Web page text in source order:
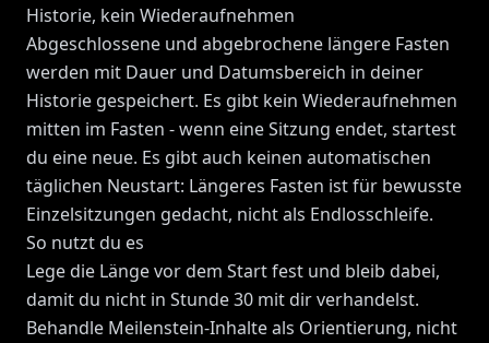
Historie, kein Wiederaufnehmen
Abgeschlossene und abgebrochene längere Fasten
werden mit Dauer und Datumsbereich in deiner
Historie gespeichert. Es gibt kein Wiederaufnehmen
mitten im Fasten - wenn eine Sitzung endet, startest
du eine neue. Es gibt auch keinen automatischen
täglichen Neustart: Längeres Fasten ist für bewusste
Einzelsitzungen gedacht, nicht als Endlosschleife.
So nutzt du es
Lege die Länge vor dem Start fest und bleib dabei,
damit du nicht in Stunde 30 mit dir verhandelst.
Behandle Meilenstein-Inhalte als Orientierung, nicht